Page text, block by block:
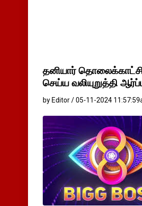
தனியார்
செய்ய வலியுறுத்தி
by Editor / 05-11-2024